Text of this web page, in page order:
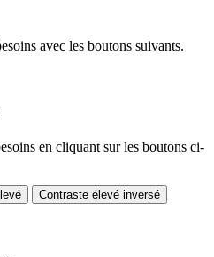
avec les boutons suivants.
en cliquant sur les boutons ci-
Contraste élevé inversé